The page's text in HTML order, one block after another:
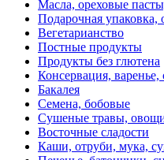
Масла, ореховые
Подарочная упаковка,
Вегетарианство
Постные продукты
Продукты без глютена
Консервация, варенье,
Бакалея
Семена, бобовые
Сушеные травы,
Восточные сладости
Каши, отруби, мука,